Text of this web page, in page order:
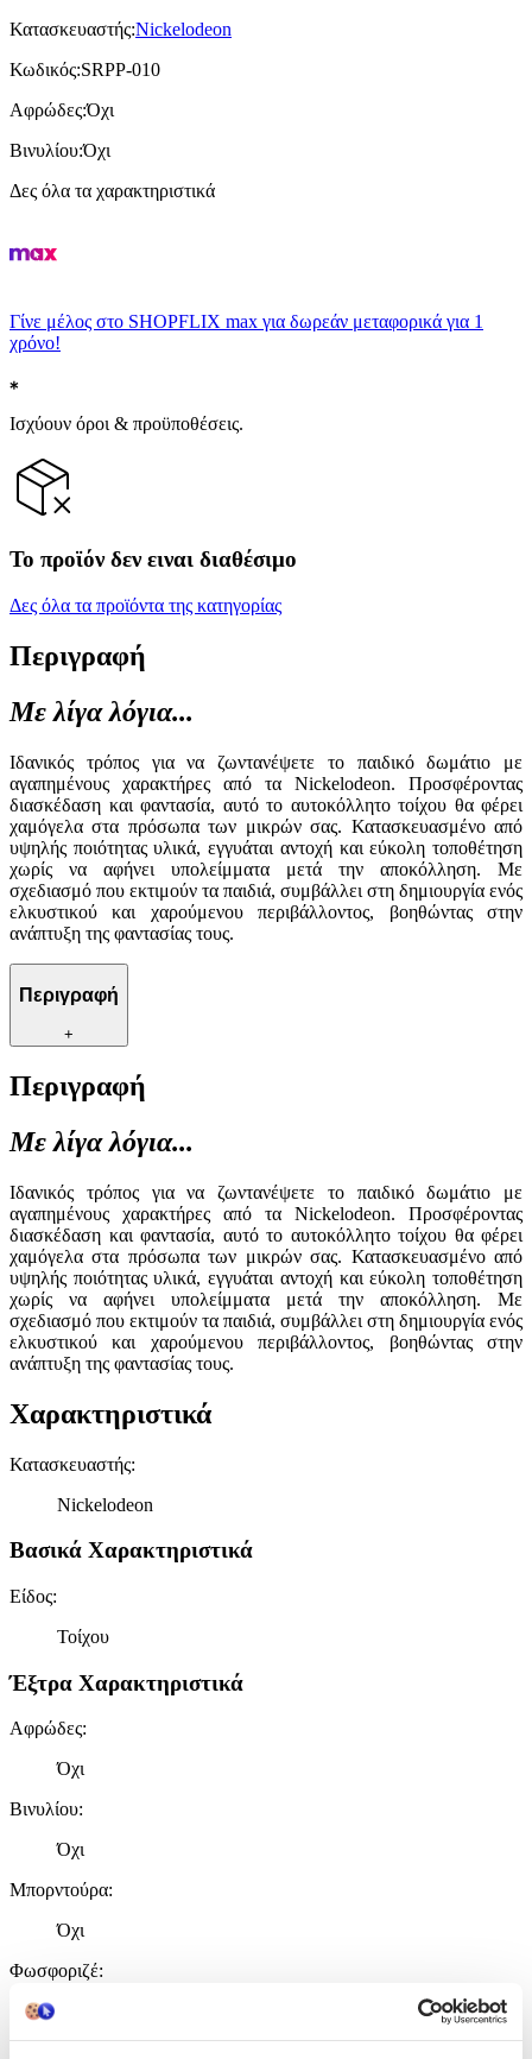
Κατασκευαστής:Nickelodeon
Κωδικός:SRPP-010
Αφρώδες:Όχι
Βινυλίου:Όχι
Δες όλα τα χαρακτηριστικά
Γίνε μέλος στο SHOPFLIX max για δωρεάν μεταφορικά για 1
χρόνο!
Ισχύουν όροι & προϋποθέσεις.
Το προϊόν δεν ειναι διαθέσιμο
Δες όλα τα προϊόντα της κατηγορίας
Περιγραφή
Με λίγα λόγια...
Ιδανικός τρόπος για να ζωντανέψετε το παιδικό δωμάτιο με
αγαπημένους χαρακτήρες από τα Nickelodeon. Προσφέροντας
διασκέδαση και φαντασία, αυτό το αυτοκόλλητο τοίχου θα φέρει
χαμόγελα στα πρόσωπα των μικρών σας. Κατασκευασμένο από
υψηλής ποιότητας υλικά, εγγυάται αντοχή και εύκολη τοποθέτηση
χωρίς να αφήνει υπολείμματα μετά την αποκόλληση. Με
σχεδιασμό που εκτιμούν τα παιδιά, συμβάλλει στη δημιουργία ενός
ελκυστικού και χαρούμενου περιβάλλοντος, βοηθώντας στην
ανάπτυξη της φαντασίας τους.
Περιγραφή
+
Περιγραφή
Με λίγα λόγια...
Ιδανικός τρόπος για να ζωντανέψετε το παιδικό δωμάτιο με
αγαπημένους χαρακτήρες από τα Nickelodeon. Προσφέροντας
διασκέδαση και φαντασία, αυτό το αυτοκόλλητο τοίχου θα φέρει
χαμόγελα στα πρόσωπα των μικρών σας. Κατασκευασμένο από
υψηλής ποιότητας υλικά, εγγυάται αντοχή και εύκολη τοποθέτηση
χωρίς να αφήνει υπολείμματα μετά την αποκόλληση. Με
σχεδιασμό που εκτιμούν τα παιδιά, συμβάλλει στη δημιουργία ενός
ελκυστικού και χαρούμενου περιβάλλοντος, βοηθώντας στην
ανάπτυξη της φαντασίας τους.
Χαρακτηριστικά
Κατασκευαστής:
Nickelodeon
Βασικά Χαρακτηριστικά
Είδος:
Τοίχου
Έξτρα Χαρακτηριστικά
Αφρώδες:
Όχι
Βινυλίου:
Όχι
Μπορντούρα:
Όχι
Φωσφοριζέ: